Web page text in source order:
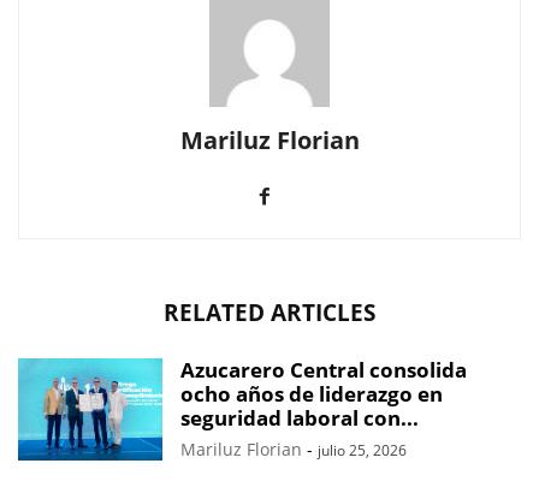
Mariluz Florian
RELATED ARTICLES
Azucarero Central consolida
ocho años de liderazgo en
seguridad laboral con...
Mariluz Florian - julio 25, 2026